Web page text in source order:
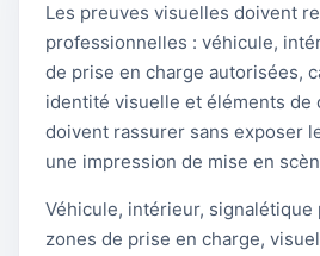
Les preuves visuelles doivent
professionnelles : véhicule,
de prise en charge autorisées,
identité visuelle et éléments de
doivent rassurer sans exposer
une impression de mise en
Véhicule, intérieur,
zones de prise en charge,